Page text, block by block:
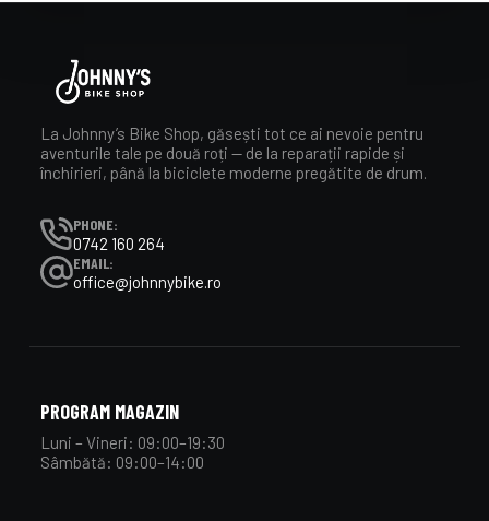
La Johnny’s Bike Shop, găsești tot ce ai nevoie pentru
aventurile tale pe două roți — de la reparații rapide și
închirieri, până la biciclete moderne pregătite de drum.
PHONE:
0742 160 264
EMAIL:
office@johnnybike.ro
PROGRAM MAGAZIN
Luni – Vineri: 09:00–19:30
Sâmbătă: 09:00–14:00